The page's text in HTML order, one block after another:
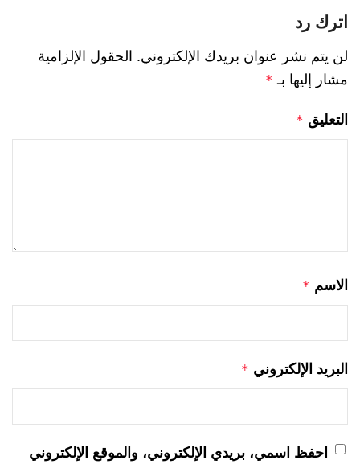
اترك رد
لن يتم نشر عنوان بريدك الإلكتروني. الحقول الإلزامية
مشار إليها بـ *
التعليق *
الاسم *
البريد الإلكتروني *
احفظ اسمي، بريدي الإلكتروني، والموقع الإلكتروني